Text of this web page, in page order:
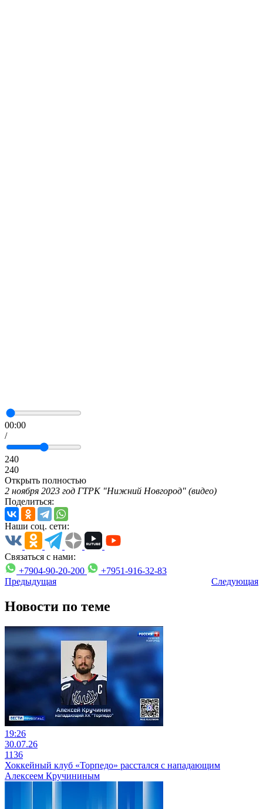
00:00
/
240
240
Открыть полностью
2 ноября 2023 год ГТРК "Нижний Новгород" (видео)
Поделиться:
Наши соц. сети:
Связаться с нами:
+7904-90-20-200
+7951-916-32-83
Предыдущая
Следующая
Новости по теме
19:26
30.07.26
1136
Хоккейный клуб «Торпедо» расстался с нападающим
Алексеем Кручининым